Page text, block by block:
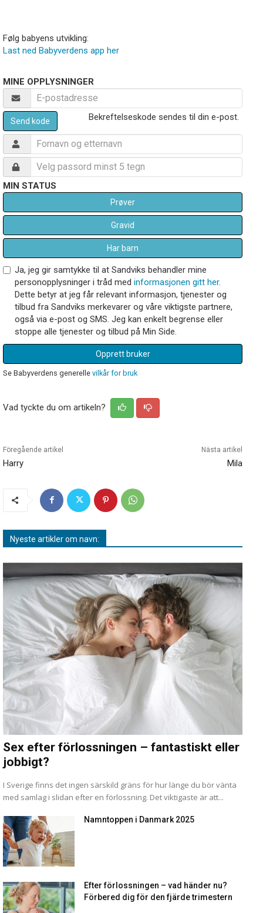
Følg babyens utvikling:
Last ned Babyverdens app her
MINE OPPLYSNINGER
Send kode Bekreftelseskode sendes til din e-post.
MIN STATUS
Prøver
Gravid
Har barn
Ja, jeg gir samtykke til at Sandviks behandler mine
personopplysninger i tråd med informasjonen gitt her.
Dette betyr at jeg får relevant informasjon, tjenester og
tilbud fra Sandviks merkevarer og våre viktigste partnere,
også via e-post og SMS. Jeg kan enkelt begrense eller
stoppe alle tjenester og tilbud på Min Side.
Opprett bruker
Se Babyverdens generelle vilkår for bruk
Vad tyckte du om artikeln?
Föregående artikel
Harry
Nästa artikel
Mila
Nyeste artikler om navn:
Sex efter förlossningen – fantastiskt eller
jobbigt?
I Sverige finns det ingen särskild gräns för hur länge du bör vänta
med samlag i slidan efter en förlossning. Det viktigaste är att...
Namntoppen i Danmark 2025
Efter förlossningen – vad händer nu?
Förbered dig för den fjärde trimestern